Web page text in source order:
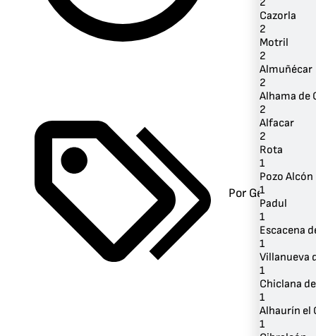
Por Género
Cazorla
2
Motril
2
Almuñécar
2
Alhama de
2
Alfacar
2
Rota
1
Pozo Alcón
1
Padul
1
Escacena
1
Villanueva
1
Chiclana
1
Alhaurín el
1